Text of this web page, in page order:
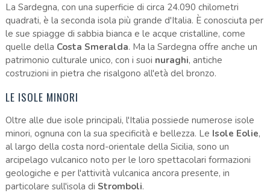
La Sardegna, con una superficie di circa 24.090 chilometri
quadrati, è la seconda isola più grande d'Italia. È conosciuta per
le sue spiagge di sabbia bianca e le acque cristalline, come
quelle della Costa Smeralda. Ma la Sardegna offre anche un
patrimonio culturale unico, con i suoi nuraghi, antiche
costruzioni in pietra che risalgono all'età del bronzo.
LE ISOLE MINORI
Oltre alle due isole principali, l'Italia possiede numerose isole
minori, ognuna con la sua specificità e bellezza. Le Isole Eolie,
al largo della costa nord-orientale della Sicilia, sono un
arcipelago vulcanico noto per le loro spettacolari formazioni
geologiche e per l'attività vulcanica ancora presente, in
particolare sull'isola di Stromboli.